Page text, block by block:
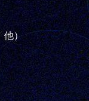
他）